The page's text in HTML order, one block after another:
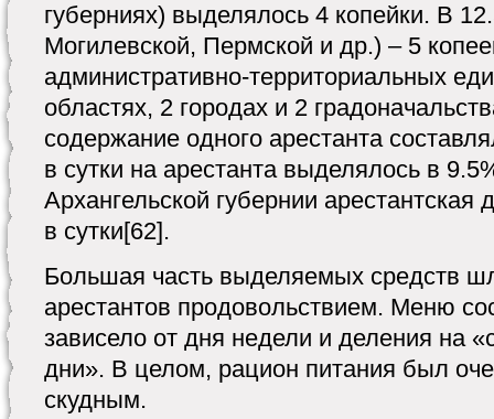
губерниях) выделялось 4 копейки. В
Могилевской, Пермской и др.) – 5
административно-территориальных
областях, 2 городах и 2
содержание одного арестанта
в сутки на арестанта выделялось в
Архангельской губернии арестантская
в сутки[62].
Большая часть выделяемых средств
арестантов продовольствием. Меню
зависело от дня недели и деления на
дни». В целом, рацион питания был
скудным.